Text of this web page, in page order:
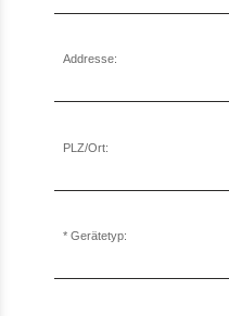
Addresse:
PLZ/Ort:
Gerätetyp: